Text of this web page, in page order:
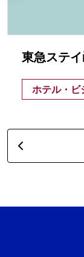
東急ステ
ホテル・ビ